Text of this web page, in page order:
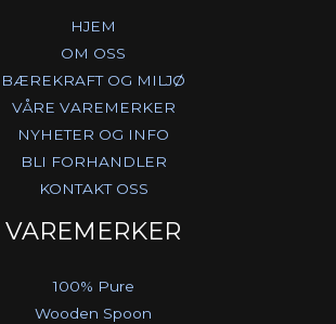
HJEM
OM OSS
BÆREKRAFT OG MILJØ
VÅRE VAREMERKER
NYHETER OG INFO
BLI FORHANDLER
KONTAKT OSS
VAREMERKER
100% Pure
Wooden Spoon